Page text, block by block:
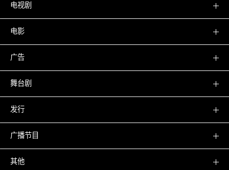
电视剧
电影
广告
舞台剧
发行
广播节目
其他